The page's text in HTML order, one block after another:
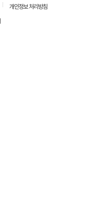
개인정보 처리방침